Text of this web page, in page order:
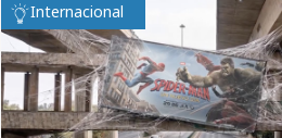
Internacional